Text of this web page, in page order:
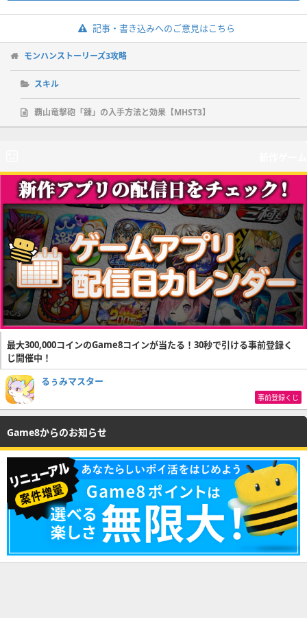
記事・書き込みへのご意見はこちら
モンハンストーリーズ3攻略
スキル
覇山竜撃砲「錬」の入手方法と効果【MHST3】
最大300,000コインのGame8コインが当たる！30秒で引ける事前登録く
じ開催中！
るぅみマスター
事前登録くじ
Game8からのお知らせ